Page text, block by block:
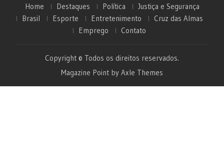
Home Destaques Política
Justiça e Segurança
Brasil
Esporte Entretenimento
Cruz das Almas
Emprego
Contato
Copyright © Todos os direitos reservados.
Magazine Point by Axle Themes